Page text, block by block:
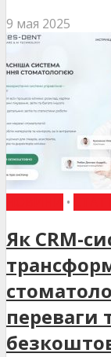
9 мая 2025
•
Як CRM-
переваги